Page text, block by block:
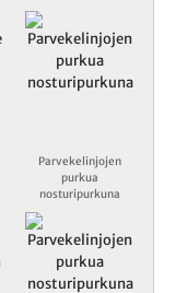
Parvekelinjojen
purkua
nosturipurkuna